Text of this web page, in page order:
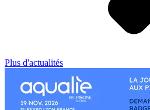
Plus d'actualités